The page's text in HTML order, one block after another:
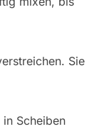
Sie
Scheiben